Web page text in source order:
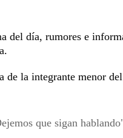
del día, rumores e
de la integrante menor
que sigan